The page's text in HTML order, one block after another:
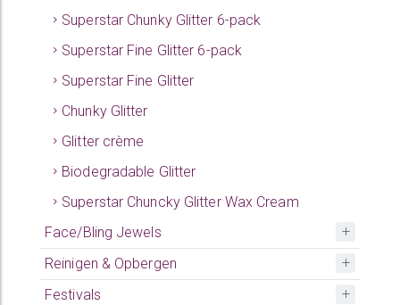
Superstar Chunky Glitter 6-pack
Superstar Fine Glitter 6-pack
Superstar Fine Glitter
Chunky Glitter
Glitter crème
Biodegradable Glitter
Superstar Chuncky Glitter Wax Cream
Face/Bling Jewels
Reinigen & Opbergen
Festivals